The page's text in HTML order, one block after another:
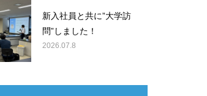
新入社員と共に”大学訪
問”しました！
2026.07.8